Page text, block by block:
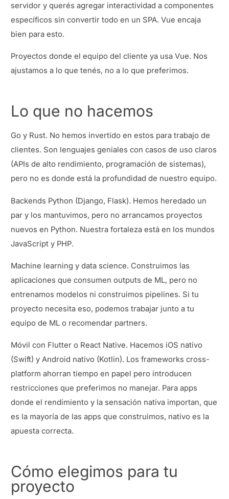
servidor y querés agregar interactividad a componentes
específicos sin convertir todo en un SPA. Vue encaja
bien para esto.
Proyectos donde el equipo del cliente ya usa Vue. Nos
ajustamos a lo que tenés, no a lo que preferimos.
Lo que no hacemos
Go y Rust. No hemos invertido en estos para trabajo de
clientes. Son lenguajes geniales con casos de uso claros
(APIs de alto rendimiento, programación de sistemas),
pero no es donde está la profundidad de nuestro equipo.
Backends Python (Django, Flask). Hemos heredado un
par y los mantuvimos, pero no arrancamos proyectos
nuevos en Python. Nuestra fortaleza está en los mundos
JavaScript y PHP.
Machine learning y data science. Construimos las
aplicaciones que consumen outputs de ML, pero no
entrenamos modelos ni construimos pipelines. Si tu
proyecto necesita eso, podemos trabajar junto a tu
equipo de ML o recomendar partners.
Móvil con Flutter o React Native. Hacemos iOS nativo
(Swift) y Android nativo (Kotlin). Los frameworks cross-
platform ahorran tiempo en papel pero introducen
restricciones que preferimos no manejar. Para apps
donde el rendimiento y la sensación nativa importan, que
es la mayoría de las apps que construimos, nativo es la
apuesta correcta.
Cómo elegimos para tu
proyecto